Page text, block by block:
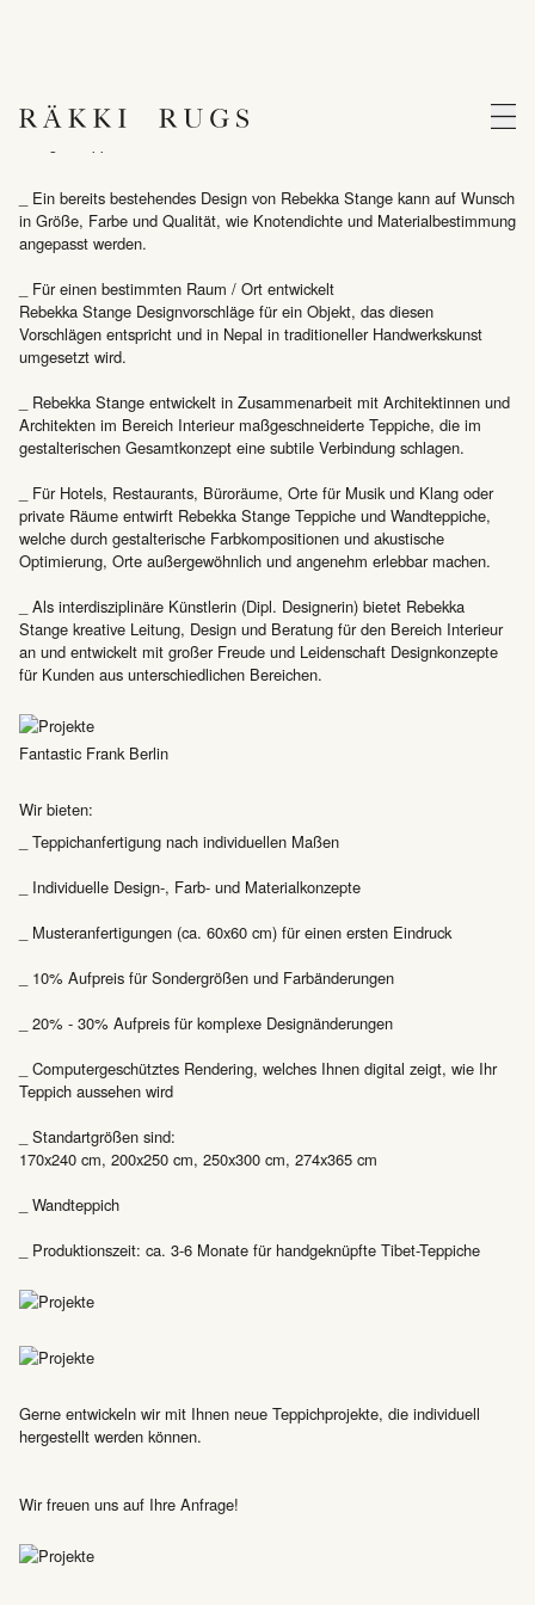
Räkki Rugs
_ Ein bereits bestehendes Design von Rebekka Stange kann auf Wunsch
in Größe, Farbe und Qualität, wie Knotendichte und Materialbestimmung
angepasst werden.
_ Für einen bestimmten Raum / Ort entwickelt
Rebekka Stange Designvorschläge für ein Objekt, das diesen
Vorschlägen entspricht und in Nepal in traditioneller Handwerkskunst
umgesetzt wird.
_ Rebekka Stange entwickelt in Zusammenarbeit mit Architektinnen und
Architekten im Bereich Interieur maßgeschneiderte Teppiche, die im
gestalterischen Gesamtkonzept eine subtile Verbindung schlagen.
_ Für Hotels, Restaurants, Büroräume, Orte für Musik und Klang oder
private Räume entwirft Rebekka Stange Teppiche und Wandteppiche,
welche durch gestalterische Farbkompositionen und akustische
Optimierung, Orte außergewöhnlich und angenehm erlebbar machen.
_ Als interdisziplinäre Künstlerin (Dipl. Designerin) bietet Rebekka
Stange kreative Leitung, Design und Beratung für den Bereich Interieur
an und entwickelt mit großer Freude und Leidenschaft Designkonzepte
für Kunden aus unterschiedlichen Bereichen.
Fantastic Frank Berlin
Wir bieten:
_ Teppichanfertigung nach individuellen Maßen
_ Individuelle Design-, Farb- und Materialkonzepte
_ Musteranfertigungen (ca. 60x60 cm) für einen ersten Eindruck
_ 10% Aufpreis für Sondergrößen und Farbänderungen
_ 20% - 30% Aufpreis für komplexe Designänderungen
_ Computergeschütztes Rendering, welches Ihnen digital zeigt, wie Ihr
Teppich aussehen wird
_ Standartgrößen sind:
170x240 cm, 200x250 cm, 250x300 cm, 274x365 cm
_ Wandteppich
_ Produktionszeit: ca. 3-6 Monate für handgeknüpfte Tibet-Teppiche
Gerne entwickeln wir mit Ihnen neue Teppichprojekte, die individuell
hergestellt werden können.
Wir freuen uns auf Ihre Anfrage!